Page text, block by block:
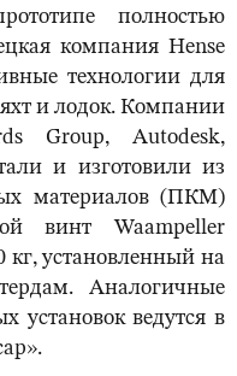
полностью
компания Hense
технологии для
и лодок. Компании
Group, Autodesk,
и изготовили из
материалов (ПКМ)
винт Waampeller
установленный на
Аналогичные
установок ведутся в